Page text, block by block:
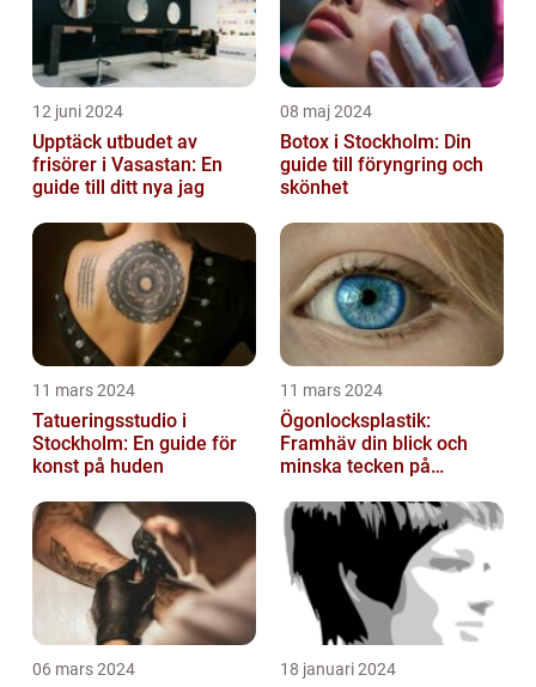
12 juni 2024
Upptäck utbudet av
frisörer i Vasastan: En
guide till ditt nya jag
08 maj 2024
Botox i Stockholm: Din
guide till föryngring och
skönhet
11 mars 2024
Tatueringsstudio i
Stockholm: En guide för
konst på huden
11 mars 2024
Ögonlocksplastik:
Framhäv din blick och
minska tecken på
06 mars 2024 18 januari 2024